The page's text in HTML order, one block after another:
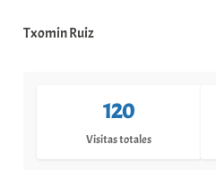
Txomin Ruiz
120
Visitas totales